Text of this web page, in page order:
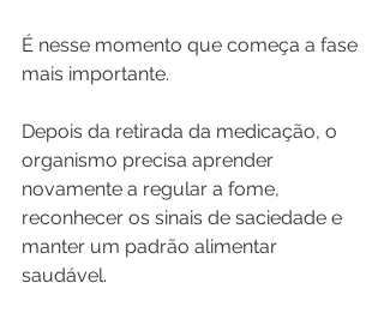
É nesse momento que começa a fase
mais importante.
Depois da retirada da medicação, o
organismo precisa aprender
novamente a regular a fome,
reconhecer os sinais de saciedade e
manter um padrão alimentar
saudável.